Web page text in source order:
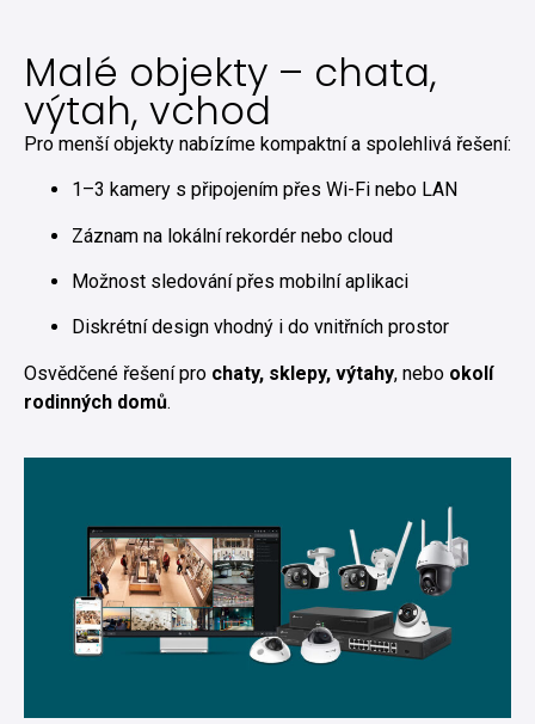
Malé objekty – chata,
výtah, vchod
Pro menší objekty nabízíme kompaktní a spolehlivá řešení:
1–3 kamery s připojením přes Wi-Fi nebo LAN
Záznam na lokální rekordér nebo cloud
Možnost sledování přes mobilní aplikaci
Diskrétní design vhodný i do vnitřních prostor
Osvědčené řešení pro chaty, sklepy, výtahy, nebo okolí
rodinných domů.